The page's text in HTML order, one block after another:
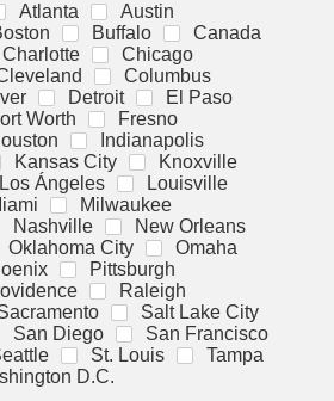
Atlanta
Austin
Buffalo
Canada
Charlotte
Chicago
Columbus
Detroit
El Paso
Worth
Fresno
Indianapolis
Kansas City
Knoxville
Los Ángeles
Louisville
Milwaukee
Nashville
New Orleans
Oklahoma City
Omaha
Pittsburgh
Raleigh
Salt Lake City
San Diego
San Francisco
St. Louis
Tampa
D.C.